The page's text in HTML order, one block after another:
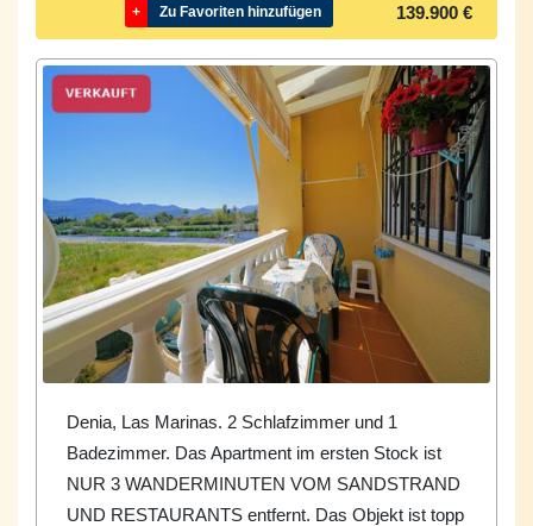
+ Zu Favoriten hinzufügen 139.900 €
Denia, Las Marinas. 2 Schlafzimmer und 1
Badezimmer. Das Apartment im ersten Stock ist
NUR 3 WANDERMINUTEN VOM SANDSTRAND
UND RESTAURANTS entfernt. Das Objekt ist topp